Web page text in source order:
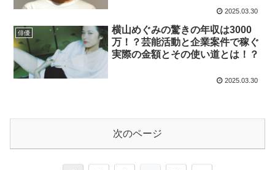
2025.03.30
俳優
横山めぐみの驚きの年収は3000
万！？芸能活動と企業案件で稼ぐ
実際の金額とその使い道とは！？
2025.03.30
次のページ